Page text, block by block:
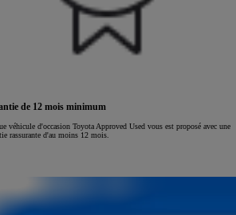
de 12 mois minimum
véhicule d'occasion Toyota Approved Used vous est proposé avec une
rassurante d'au moins 12 mois.